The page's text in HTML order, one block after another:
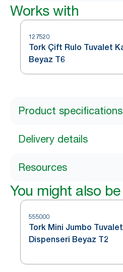
Works with
127520
Tork Çift Rulo Tuvalet
Beyaz T6
Product specifications
Delivery details
Resources
You might also
555000
Tork Mini Jumbo Tuvalet
Dispenseri Beyaz T2